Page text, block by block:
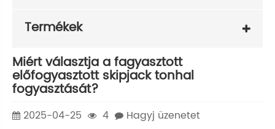
Termékek
Miért választja a fagyasztott
előfogyasztott skipjack tonhal
fogyasztását?
2025-04-25 4
Hagyj üzenetet